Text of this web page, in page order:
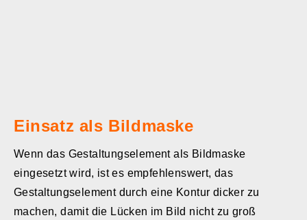
Einsatz als Bildmaske
Wenn das Gestaltungselement als Bildmaske
eingesetzt wird, ist es empfehlenswert, das
Gestaltungselement durch eine Kontur dicker zu
machen, damit die Lücken im Bild nicht zu groß